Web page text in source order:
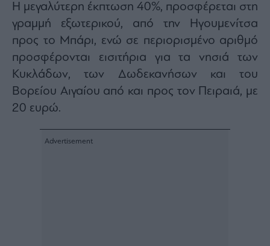
Η μεγαλύτερη έκπτωση 40%, προσφέρεται στη
γραμμή εξωτερικού, από την Ηγουμενίτσα
προς το Μπάρι, ενώ σε περιορισμένο αριθμό
προσφέρονται εισιτήρια για τα νησιά των
Κυκλάδων, των Δωδεκανήσων και του
Βορείου Αιγαίου από και προς τον Πειραιά, με
20 ευρώ.